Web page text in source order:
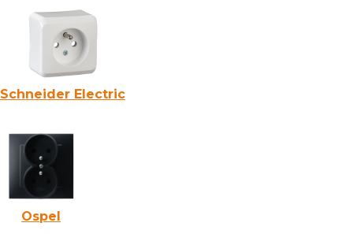
Schneider Electric
Ospel